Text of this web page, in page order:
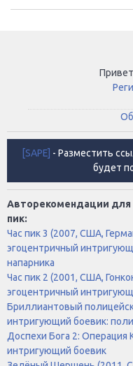
[SAPE] - Разместить
будет
Авторекомендации для
пик:
Чaс пик 3 (2007, США,
эгоцентричный
напарника
Чaс пик 2 (2001, США,
эгоцентричный
Бриллиантовый
интригующий боевик:
Доспехи Бога 2: Операция
интригующий боевик